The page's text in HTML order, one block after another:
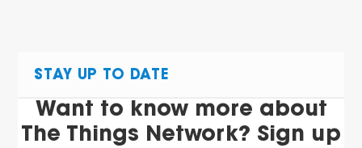
STAY UP TO DATE
Want to know more about
The Things Network? Sign up